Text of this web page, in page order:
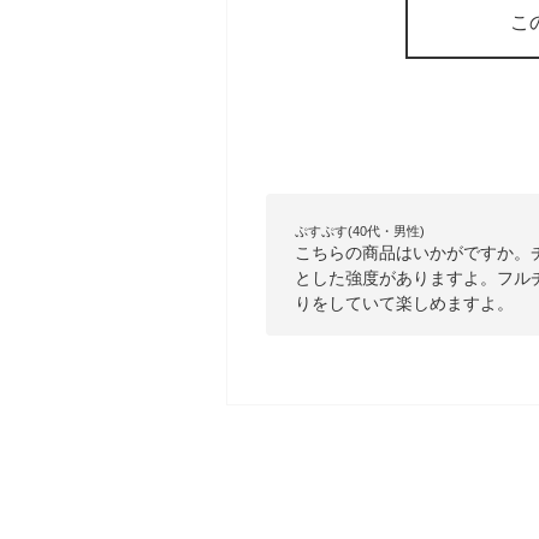
こ
ぷすぷす(40代・男性)
こちらの商品はいかがですか
とした強度がありますよ。フ
りをしていて楽しめますよ。